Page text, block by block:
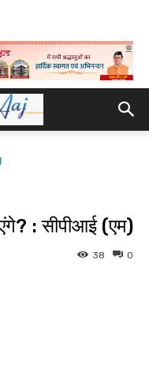
: सीपीआई (एम)
0
38